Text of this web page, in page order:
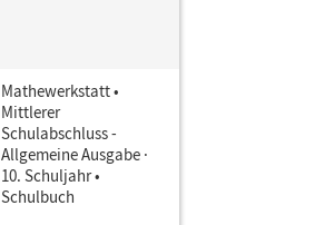
Mathewerkstatt •
Mittlerer
Schulabschluss -
Allgemeine Ausgabe ·
10. Schuljahr •
Schulbuch